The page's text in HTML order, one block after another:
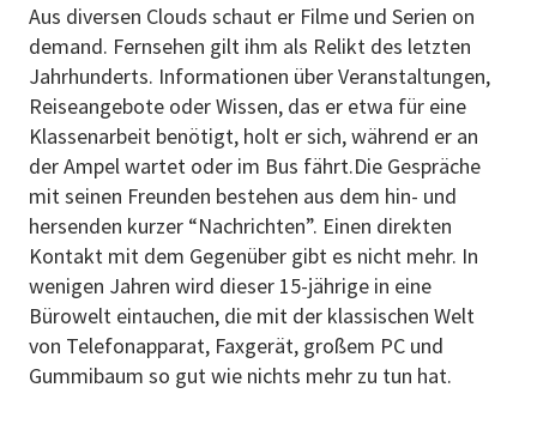
Aus diversen Clouds schaut er Filme und Serien on
demand. Fernsehen gilt ihm als Relikt des letzten
Jahrhunderts. Informationen über Veranstaltungen,
Reiseangebote oder Wissen, das er etwa für eine
Klassenarbeit benötigt, holt er sich, während er an
der Ampel wartet oder im Bus fährt.Die Gespräche
mit seinen Freunden bestehen aus dem hin- und
hersenden kurzer “Nachrichten”. Einen direkten
Kontakt mit dem Gegenüber gibt es nicht mehr. In
wenigen Jahren wird dieser 15-jährige in eine
Bürowelt eintauchen, die mit der klassischen Welt
von Telefonapparat, Faxgerät, großem PC und
Gummibaum so gut wie nichts mehr zu tun hat.